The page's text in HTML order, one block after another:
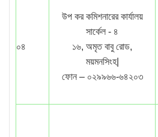
০৪
উপ কর কমিশনারের কার্যালয়
সার্কেল - ৪
১৬, অমৃত বাবু রোড,
ময়মনসিংহ|
ফোন – ০২৯৯৬৬-৬৪২০৩